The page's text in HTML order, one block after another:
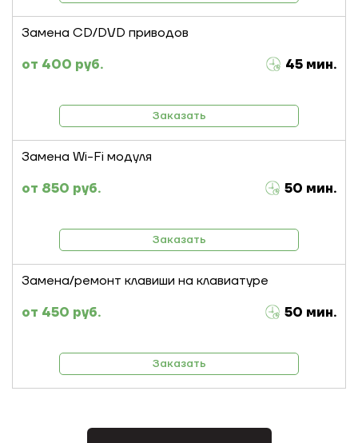
Замена CD/DVD приводов
400 руб.
45 мин.
Заказать
Замена Wi-Fi модуля
850 руб.
50 мин.
Заказать
Замена/ремонт клавиши на клавиатуре
450 руб.
50 мин.
Заказать